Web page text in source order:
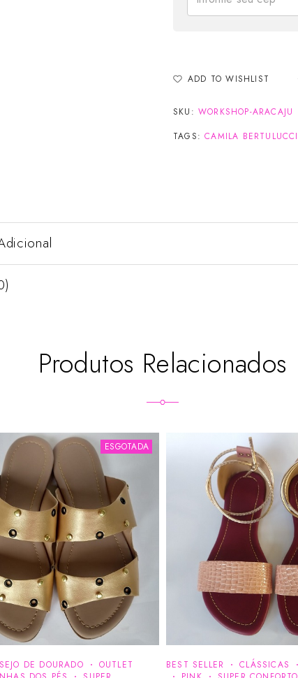
ADD TO WISHLIST
SKU: WORKSHOP-ARACAJU
TAGS:CAMILA BERTULUCCI
Produtos Relacionados
ESGOTADA
DE DOURADO
OUTLET
BEST SELLER CLÁSSICAS